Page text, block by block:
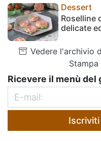
Dessert
Roselline
delicate
Vedere l'archivio
Stampa
Ricevere il menù del
Iscriviti